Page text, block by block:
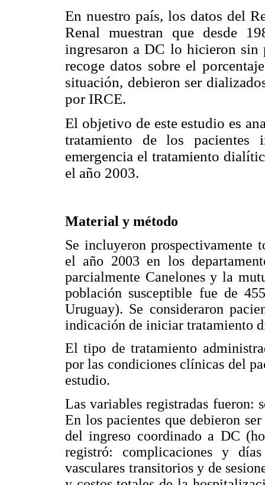
En nuestro país, los datos del
Renal muestran que desde
ingresaron a DC lo hicieron sin
recoge datos sobre el
situación, debieron ser
por IRCE.
El objetivo de este estudio es
tratamiento de los
emergencia el tratamiento
el año 2003.
Material y método
Se incluyeron prospectivamente
el año 2003 en los
parcialmente Canelones y la
población susceptible fue de
Uruguay). Se consideraron
indicación de iniciar tratamiento
El tipo de tratamiento
por las condiciones clínicas del
estudio.
Las variables registradas fueron:
En los pacientes que debieron
del ingreso coordinado a DC
registró: complicaciones y
vasculares transitorios y de